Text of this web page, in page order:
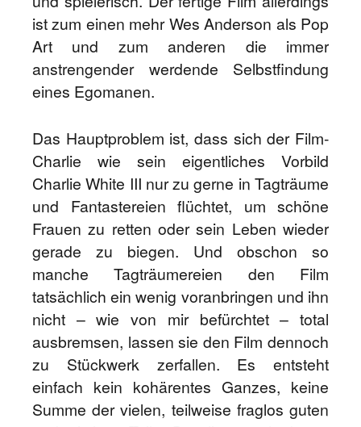
ist zum einen mehr Wes Anderson als Pop
Art und zum anderen die immer
anstrengender werdende Selbstfindung
eines Egomanen.
Das Hauptproblem ist, dass sich der Film-
Charlie wie sein eigentliches Vorbild
Charlie White III nur zu gerne in Tagträume
und Fantastereien flüchtet, um schöne
Frauen zu retten oder sein Leben wieder
gerade zu biegen. Und obschon so
manche Tagträumereien den Film
tatsächlich ein wenig voranbringen und ihn
nicht – wie von mir befürchtet – total
ausbremsen, lassen sie den Film dennoch
zu Stückwerk zerfallen. Es entsteht
einfach kein kohärentes Ganzes, keine
Summe der vielen, teilweise fraglos guten